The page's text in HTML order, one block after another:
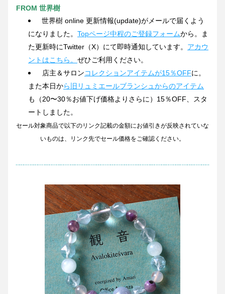
FROM 世界樹
世界樹 online 更新情報(update)がメールで届くよう
になりました。 Topページ中程のご登録フォームから。ま
た更新時にTwitter（X）にて即時通知しています。 アカウ
ントはこちら。 ぜひご利用ください。
店主＆サロンコレクションアイテムが15％OFFに。
また本日から旧リュミエールブランシュからのアイテム
も（20〜30％お値下げ価格よりさらに）15％OFF、スタ
ートしました。
セール対象商品で以下のリンク記載の金額にお値引きが反映されていな
いものは、リンク先でセール価格をご確認ください。